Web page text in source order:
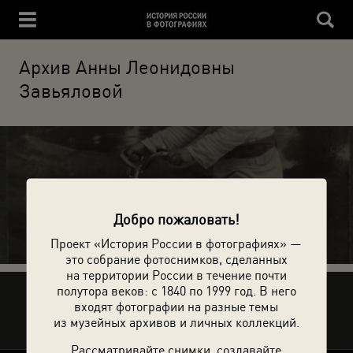
Добро пожаловать!
Проект «История России в фотографиях» —
это собрание фотоснимков, сделанных
на территории России в течение почти
полутора веков: с 1840 по 1999 год. В него
входят фотографии на разные темы
из музейных архивов и личных коллекций.
Рассматривайте снимки, создавайте
Архив Анны Леонидовны
Завьяловой
Рассказать друзьям